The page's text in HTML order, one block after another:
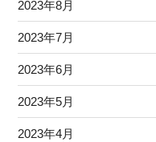
2023年8月
2023年7月
2023年6月
2023年5月
2023年4月